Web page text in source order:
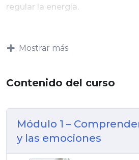
regular la energía.
Mostrar más
Contenido del curso
Módulo 1 –
y las emociones